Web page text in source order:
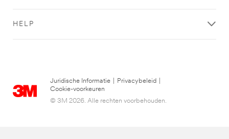
HELP
Juridische Informatie Privacybeleid
Cookie-voorkeuren
© 3M 2026. Alle rechten voorbehouden.